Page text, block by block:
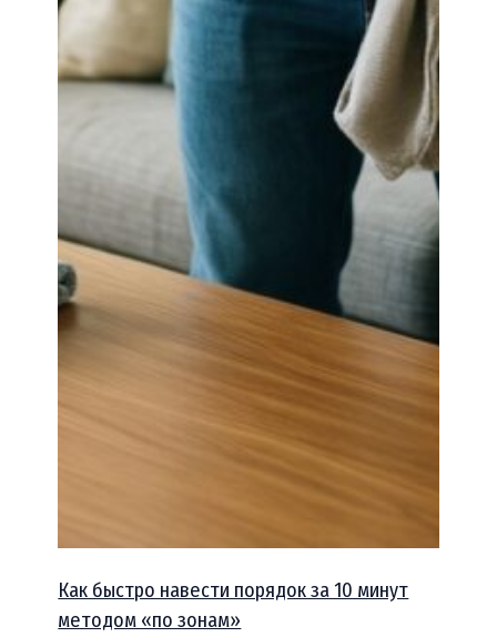
Как быстро навести порядок за 10 минут
методом «по зонам»